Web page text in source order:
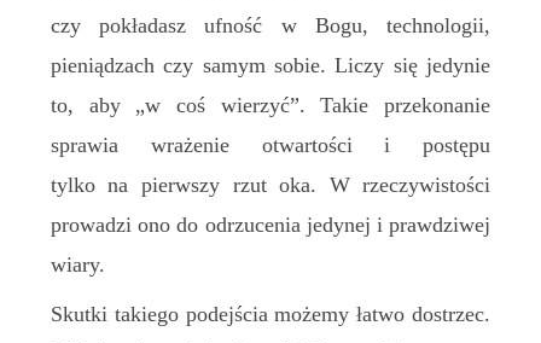
czy pokładasz ufność w Bogu, technologii,
pieniądzach czy samym sobie. Liczy się jedynie
to, aby „w coś wierzyć”. Takie przekonanie
sprawia wrażenie otwartości i postępu
tylko na pierwszy rzut oka. W rzeczywistości
prowadzi ono do odrzucenia jedynej i prawdziwej
wiary.
Skutki takiego podejścia możemy łatwo dostrzec.